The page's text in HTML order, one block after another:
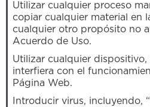
Utilizar cualquier proceso
copiar cualquier material en
cualquier otro propósito no
Acuerdo de Uso.
Utilizar cualquier
interfiera con el
Página Web.
Introducir virus, incluyendo,